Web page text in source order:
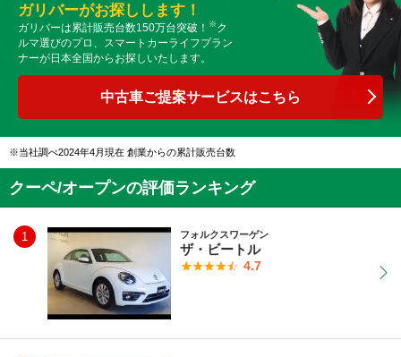
ガリバーがお探しします！
ガリバーは累計販売台数150万台突破！ ※ ク
ルマ選びのプロ、スマートカーライフプラン
ナーが日本全国からお探しいたします。
中古車ご提案サービスはこちら
当社調べ2024年4月現在 創業からの累計販売台数
クーペ/オープンの評価ランキング
1 フォルクスワーゲン
ザ・ビートル
4.7